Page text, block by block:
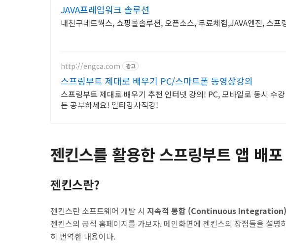
JAVA프레임워크 솔루션
내친구네트웍스, 쇼핑몰솔루션, 오픈소스, 무료체험,JAVA엔진, 스프
http://engca.com 광고
스프링부트 제대로 배우기 PC/스마트폰 동영상강의
스프링부트 제대로 배우기 추천 인터넷 강의! PC, 모바일로 동시 수
든 공부하세요! 일타강사직강!
젠킨스를 활용한 스프링부트 앱 배포
젠킨스란?
젠킨스란 소프트웨어 개발 시 지속적 통합 (Continuous Integration)
젠킨스의 공식 홈페이지를 가보자. 메인화면에 젠킨스의 장점들을 설
히 번역한 내용이다.